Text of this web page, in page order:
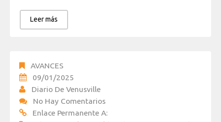
Leer más
AVANCES
09/01/2025
Diario De Venusville
No Hay Comentarios
Enlace Permanente A: